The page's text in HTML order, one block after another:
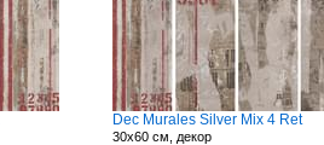
Dec Murales Silver Mix 4 Ret
30x60 см, декор